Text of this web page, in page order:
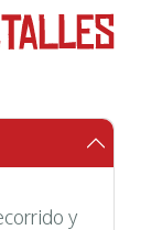
y